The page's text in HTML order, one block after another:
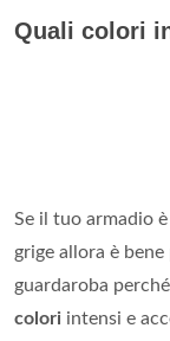
Quali colori
Se il tuo armadio
grige allora è
guardaroba perché
colori intensi e